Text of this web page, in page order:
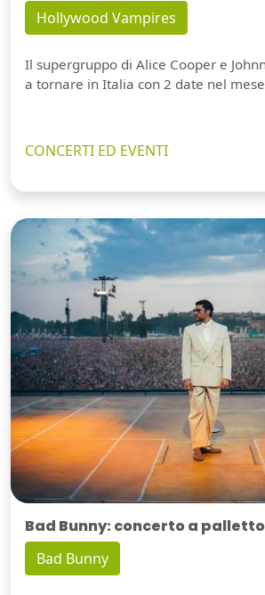
Hollywood Vampires
Il supergruppo di Alice Cooper e
a tornare in Italia con 2 date nel
CONCERTI ED EVENTI
Bad Bunny: concerto a
Bad Bunny